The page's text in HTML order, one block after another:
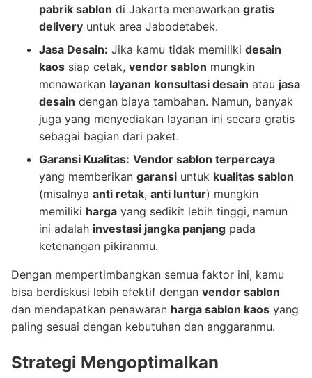
pabrik sablon di Jakarta menawarkan gratis
delivery untuk area Jabodetabek.
Jasa Desain: Jika kamu tidak memiliki desain
kaos siap cetak, vendor sablon mungkin
menawarkan layanan konsultasi desain atau jasa
desain dengan biaya tambahan. Namun, banyak
juga yang menyediakan layanan ini secara gratis
sebagai bagian dari paket.
Garansi Kualitas: Vendor sablon terpercaya
yang memberikan garansi untuk kualitas sablon
(misalnya anti retak, anti luntur) mungkin
memiliki harga yang sedikit lebih tinggi, namun
ini adalah investasi jangka panjang pada
ketenangan pikiranmu.
Dengan mempertimbangkan semua faktor ini, kamu
bisa berdiskusi lebih efektif dengan vendor sablon
dan mendapatkan penawaran harga sablon kaos yang
paling sesuai dengan kebutuhan dan anggaranmu.
Strategi Mengoptimalkan